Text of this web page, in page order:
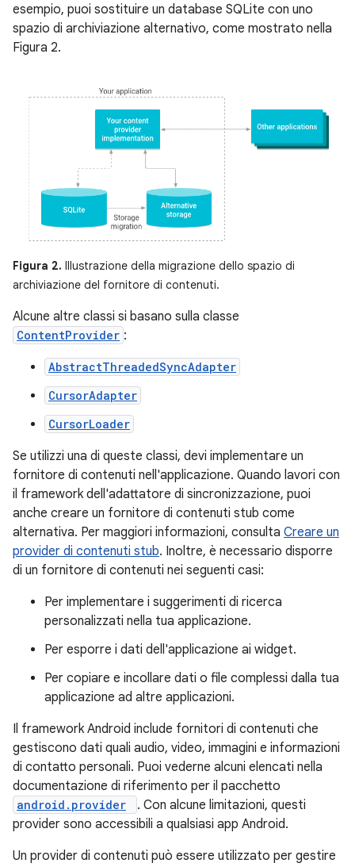
esempio, puoi sostituire un database SQLite con uno
spazio di archiviazione alternativo, come mostrato nella
Figura 2.
Figura 2. Illustrazione della migrazione dello spazio di
archiviazione del fornitore di contenuti.
Alcune altre classi si basano sulla classe
ContentProvider :
AbstractThreadedSyncAdapter
CursorAdapter
CursorLoader
Se utilizzi una di queste classi, devi implementare un
fornitore di contenuti nell'applicazione. Quando lavori con
il framework dell'adattatore di sincronizzazione, puoi
anche creare un fornitore di contenuti stub come
alternativa. Per maggiori informazioni, consulta Creare un
provider di contenuti stub. Inoltre, è necessario disporre
di un fornitore di contenuti nei seguenti casi:
Per implementare i suggerimenti di ricerca
personalizzati nella tua applicazione.
Per esporre i dati dell'applicazione ai widget.
Per copiare e incollare dati o file complessi dalla tua
applicazione ad altre applicazioni.
Il framework Android include fornitori di contenuti che
gestiscono dati quali audio, video, immagini e informazioni
di contatto personali. Puoi vederne alcuni elencati nella
documentazione di riferimento per il pacchetto
android.provider
. Con alcune limitazioni, questi
provider sono accessibili a qualsiasi app Android.
Un provider di contenuti può essere utilizzato per gestire